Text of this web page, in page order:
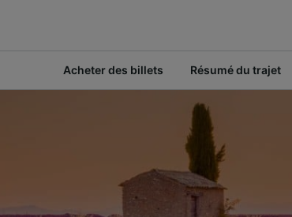
Acheter des billets Résumé du trajet